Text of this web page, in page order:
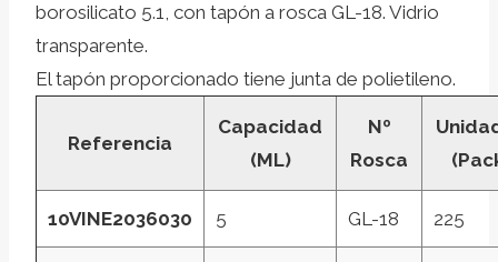
borosilicato 5.1, con tapón a rosca GL-18. Vidrio
transparente.
El tapón proporcionado tiene junta de polietileno.
Referencia
Capacidad
(ML)
Nº
Rosca
10VINE2036030 5 GL-18 225